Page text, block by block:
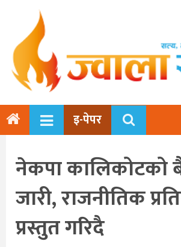
इ-पेपर
नेकपा
जारी, राजनीतिक
प्रस्तुत गरिदै